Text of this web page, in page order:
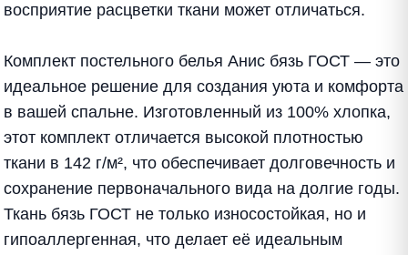
восприятие расцветки ткани может отличаться.
Комплект постельного белья Анис бязь ГОСТ — это
идеальное решение для создания уюта и комфорта
в вашей спальне. Изготовленный из 100% хлопка,
этот комплект отличается высокой плотностью
ткани в 142 г/м², что обеспечивает долговечность и
сохранение первоначального вида на долгие годы.
Ткань бязь ГОСТ не только износостойкая, но и
гипоаллергенная, что делает её идеальным